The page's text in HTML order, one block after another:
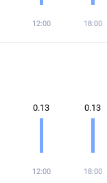
12:00 18:00
0.13
12:00
0.13
18:00